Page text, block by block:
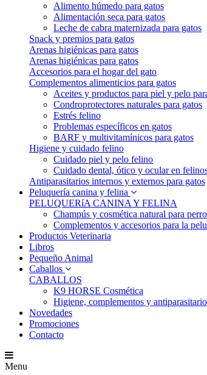
Alimento húmedo para gatos
Alimentación seca para gatos
Leche de cabra maternizada para gatos
Snack y premios para gatos
Arenas higiénicas para gatos
Arenas higiénicas para gatos
Accesorios para el hogar del gato
Complementos alimenticios para gatos
Aceites y productos para piel y pelo
Condroprotectores naturales para gatos
Estrés felino
Problemas específicos en gatos
BARF y multivitamínicos para gatos
Higiene y cuidado felino
Cuidado piel y pelo felino
Cuidado dental, ótico y ocular en
Antiparasitarios internos y externos para gatos
Peluquería canina y felina
PELUQUERíA CANINA Y FELINA
Champús y cosmética natural para
Complementos y accesorios para la
Productos Veterinaria
Libros
Pequeño Animal
Caballos
CABALLOS
K9 HORSE Cosmética
Higiene, complementos y
Novedades
Promociones
Contacto
Menu